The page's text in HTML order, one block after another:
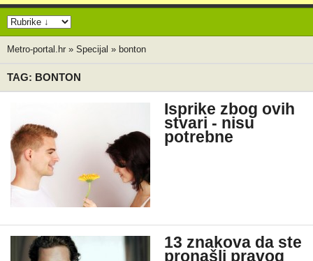
Metro-portal.hr » Specijal » bonton
TAG: BONTON
Isprike zbog ovih
stvari - nisu
potrebne
13 znakova da ste
pronašli pravog